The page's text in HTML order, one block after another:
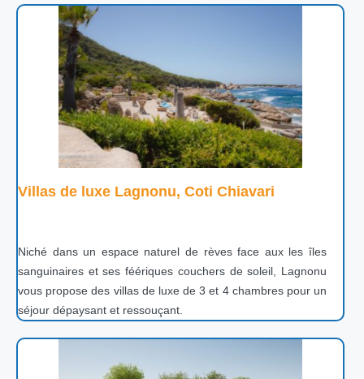
Villas de luxe Lagnonu, Coti Chiavari
Niché dans un espace naturel de rèves face aux les îles
sanguinaires et ses féériques couchers de soleil, Lagnonu
vous propose des villas de luxe de 3 et 4 chambres pour un
séjour dépaysant et ressouçant.